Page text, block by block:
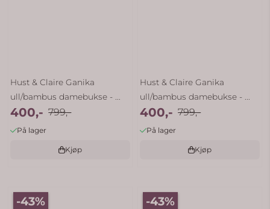
Hust & Claire Ganika
ull/bambus damebukse - ...
400,- 799,-
På lager
Kjøp
Hust & Claire Ganika
ull/bambus damebukse - ...
400,- 799,-
På lager
Kjøp
-43% -43%